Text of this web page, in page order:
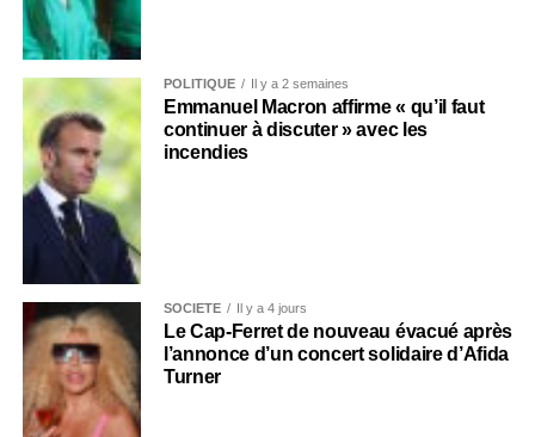
POLITIQUE Il y a 2 semaines
Emmanuel Macron affirme « qu’il faut
continuer à discuter » avec les
incendies
SOCIÉTÉ Il y a 4 jours
Le Cap-Ferret de nouveau évacué après
l’annonce d’un concert solidaire d’Afida
Turner